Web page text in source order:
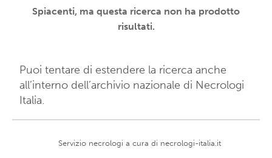
Spiacenti, ma questa ricerca non ha prodotto
risultati.
Puoi tentare di estendere la ricerca anche
all’interno dell’archivio nazionale di Necrologi
Italia.
Servizio necrologi a cura di necrologi-italia.it